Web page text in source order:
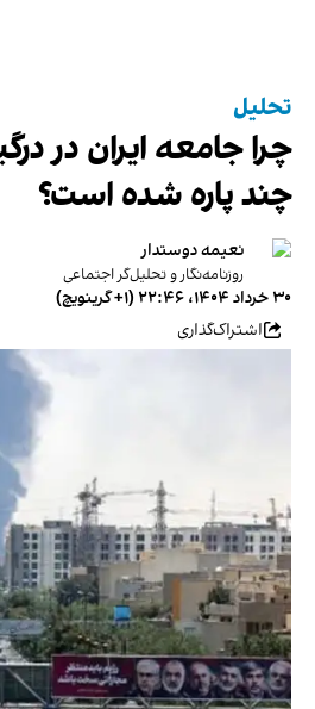
تحلیل
چرا جامعه ایران در
چند پاره شده است؟
نعیمه دوستدار
روزنامه‌نگار و تحلیل‌گر اجتماعی
۳۰ خرداد ۱۴۰۴، ۲۲:۴۶ (‎+۱ گرینویچ)
اشتراک‌گذاری